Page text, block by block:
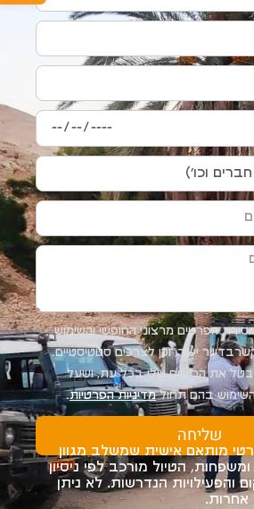
הפרטים מרצוני החופשי והשימוש
ישיר, וכן לצרכים סטטיסטיים.
את הרישום שלי בכל עת, ושעל
בהם תחולמדיניות הפרטיות.
שליחה
מותאם אישית שמשלב מגוון
הטיול מורכב לפי ניסיון
והפעילויות הנדרשות. לא ניתן
אחרות.